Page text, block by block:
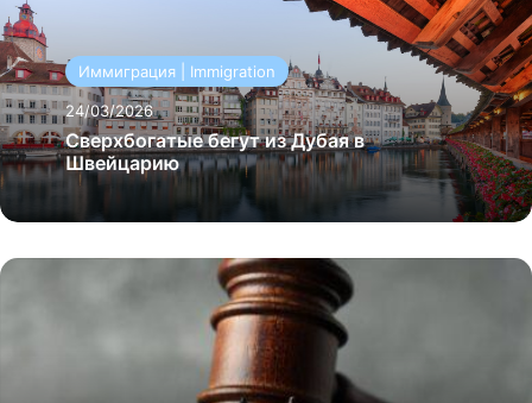
Иммиграция | Immigration
24/03/2026
Сверхбогатые бегут из Дубая в
Швейцарию